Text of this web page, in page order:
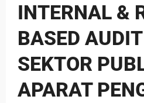
INTERNAL &
BASED
SEKTOR
APARAT